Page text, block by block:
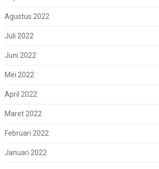
Agustus 2022
Juli 2022
Juni 2022
Mei 2022
April 2022
Maret 2022
Februari 2022
Januari 2022